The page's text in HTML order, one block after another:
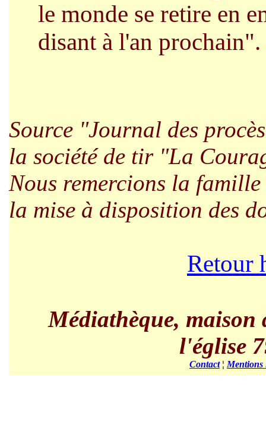
le monde se retire en
disant à l'an prochain".
Source "Journal des
la société de tir "La
Nous remercions la
la mise à disposition des
Retour
Médiathèque, maison
l'église
Contact¦ Mentions